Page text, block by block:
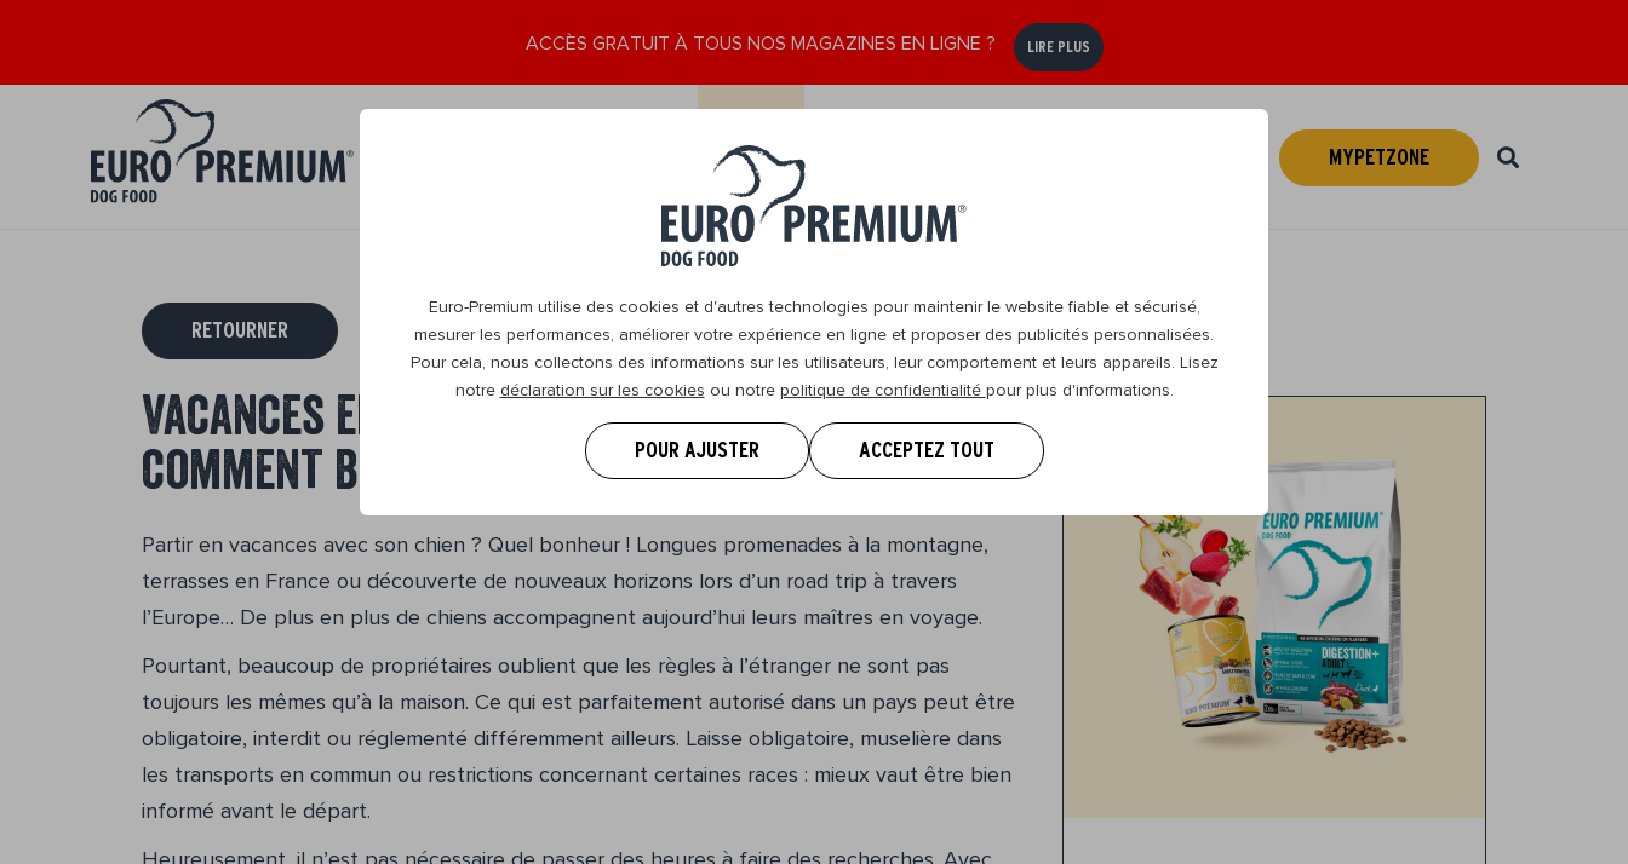
Euro-Premium utilise des cookies et d'autres technologies pour maintenir le website fiable et sécurisé,
mesurer les performances, améliorer votre expérience en ligne et proposer des publicités personnalisées.
Pour cela, nous collectons des informations sur les utilisateurs, leur comportement et leurs appareils. Lisez
notre déclaration sur les cookies ou notre politique de confidentialité pour plus d'informations.
POUR AJUSTER ACCEPTEZ TOUT
ACCÈS GRATUIT À TOUS NOS MAGAZINES EN LIGNE ? LIRE PLUS
DogBlog MYPETZONE
RETOURNER
Vacances en Europe avec votre chien :
comment bien vous préparer ?
Partir en vacances avec son chien ? Quel bonheur ! Longues promenades à la montagne,
terrasses en France ou découverte de nouveaux horizons lors d’un road trip à travers
l’Europe… De plus en plus de chiens accompagnent aujourd’hui leurs maîtres en voyage.
Pourtant, beaucoup de propriétaires oublient que les règles à l’étranger ne sont pas
toujours les mêmes qu’à la maison. Ce qui est parfaitement autorisé dans un pays peut être
obligatoire, interdit ou réglementé différemment ailleurs. Laisse obligatoire, muselière dans
les transports en commun ou restrictions concernant certaines races : mieux vaut être bien
informé avant le départ.